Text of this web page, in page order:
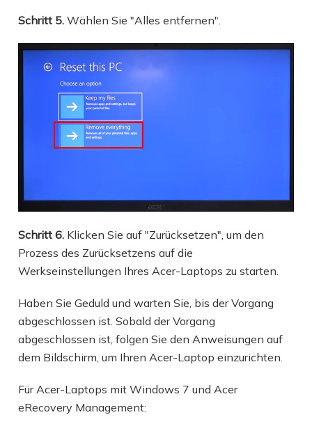
Schritt 5.Wählen Sie "Alles entfernen".
Schritt 6. Klicken Sie auf "Zurücksetzen", um den
Prozess des Zurücksetzens auf die
Werkseinstellungen Ihres Acer-Laptops zu starten.
Haben Sie Geduld und warten Sie, bis der Vorgang
abgeschlossen ist. Sobald der Vorgang
abgeschlossen ist, folgen Sie den Anweisungen auf
dem Bildschirm, um Ihren Acer-Laptop einzurichten.
Für Acer-Laptops mit Windows 7 und Acer
eRecovery Management: